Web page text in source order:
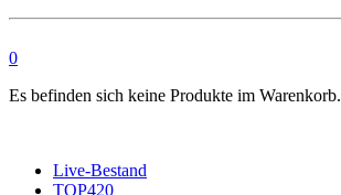
0
Es befinden sich keine Produkte im Warenkorb.
Live-Bestand
TOP420